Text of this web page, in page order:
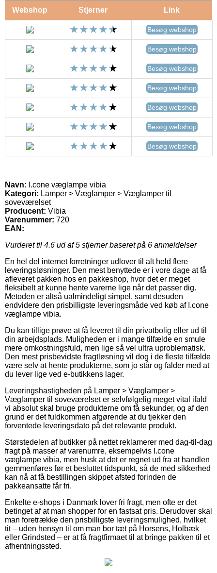
Webshop Stjerner Link
Besøg webshop
Besøg webshop
Besøg webshop
Besøg webshop
Besøg webshop
Besøg webshop
Besøg webshop
Navn: I.cone væglampe vibia
Kategori: Lamper > Væglamper > Væglamper til
soveværelset
Producent: Vibia
Varenummer: 720
EAN:
Vurderet til 4.6 ud af 5 stjerner baseret på 6 anmeldelser
En hel del internet forretninger udlover til alt held flere
leveringsløsninger. Den mest benyttede er i vore dage at få
afleveret pakken hos en pakkeshop, hvor det er meget
fleksibelt at kunne hente varerne lige når det passer dig.
Metoden er altså ualmindeligt simpel, samt desuden
endvidere den prisbilligste leveringsmåde ved køb af I.cone
væglampe vibia.
Du kan tillige prøve at få leveret til din privatbolig eller ud til
din arbejdsplads. Muligheden er i mange tilfælde en smule
mere omkostningsfuld, men lige så vel ultra uproblematisk.
Den mest prisbevidste fragtløsning vil dog i de fleste tilfælde
være selv at hente produkterne, som jo står og falder med at
du lever lige ved e-butikkens lager.
Leveringshastigheden på Lamper > Væglamper >
Væglamper til soveværelset er selvfølgelig meget vital ifald
vi absolut skal bruge produkterne om få sekunder, og af den
grund er det fuldkommen afgørende at du tjekker den
forventede leveringsdato på det relevante produkt.
Størstedelen af butikker på nettet reklamerer med dag-til-dag
fragt på masser af varenumre, eksempelvis I.cone
væglampe vibia, men husk at det er regnet ud fra at handlen
gemmenføres før et besluttet tidspunkt, så de med sikkerhed
kan nå at få bestillingen skippet afsted forinden de
pakkeansatte får fri.
Enkelte e-shops i Danmark lover fri fragt, men ofte er det
betinget af at man shopper for en fastsat pris. Derudover skal
man foretrække den prisbilligste leveringsmulighed, hvilket
tit – uden hensyn til om man bor tæt på Horsens, Holbæk
eller Grindsted – er at få fragtfirmaet til at bringe pakken til et
afhentningssted.